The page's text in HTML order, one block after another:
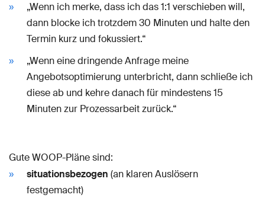
„Wenn ich merke, dass ich das 1:1 verschieben will,
dann blocke ich trotzdem 30 Minuten und halte den
Termin kurz und fokussiert.“
„Wenn eine dringende Anfrage meine
Angebotsoptimierung unterbricht, dann schließe ich
diese ab und kehre danach für mindestens 15
Minuten zur Prozessarbeit zurück.“
Gute WOOP-Pläne sind:
situationsbezogen (an klaren Auslösern
festgemacht)